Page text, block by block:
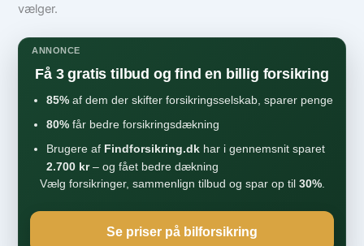
vælger.
ANNONCE
Få 3 gratis tilbud og find en billig forsikring
85% af dem der skifter forsikringsselskab, sparer penge
80% får bedre forsikringsdækning
Brugere af Findforsikring.dk har i gennemsnit sparet
2.700 kr– og fået bedre dækning
Vælg forsikringer, sammenlign tilbud og spar op til 30%.
Se priser på bilforsikring